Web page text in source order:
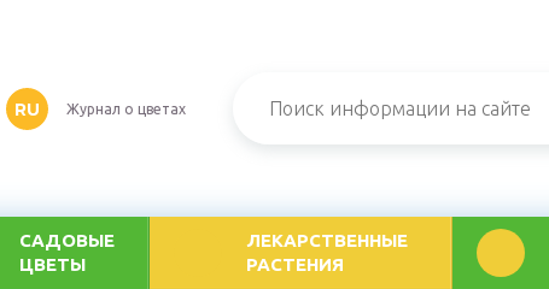
RU Журнал о цветах
САДОВЫЕ
ЦВЕТЫ
ЛЕКАРСТВЕННЫЕ
РАСТЕНИЯ